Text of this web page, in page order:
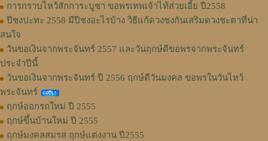
การกราบไหว้สักการะบูชา ขอพรเทพเจ้าไท้ส่วยเอี้ย ปี2558
ปีชงปะทะ 2558 มีปีชงอะไรบ้าง วิธีแก้ดวงชงกันเสริมดวงชะตาที่น่า
สนใจ
วันขอเงินจากพระจันทร์ 2557 และวันฤกษ์ดีขอพรจากพระจันทร์
ประจำปีนี้
วันขอเงินจากพระจันทร์ ปี 2556 ฤกษ์ดีวันมงคล ขอพรในวันไหว้
พระจันทร์
ฤกษ์ออกรถใหม่ ปี 2555
ฤกษ์ขึ้นบ้านใหม่ ปี 2555
ฤกษ์มงคลสมรส ฤกษ์แต่งงาน ปี2555